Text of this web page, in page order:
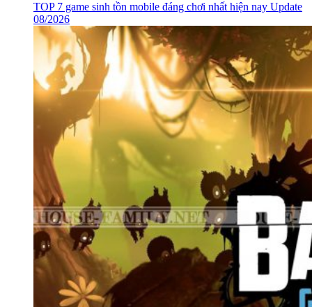
TOP 7 game sinh tồn mobile đáng chơi nhất hiện nay Update
08/2026